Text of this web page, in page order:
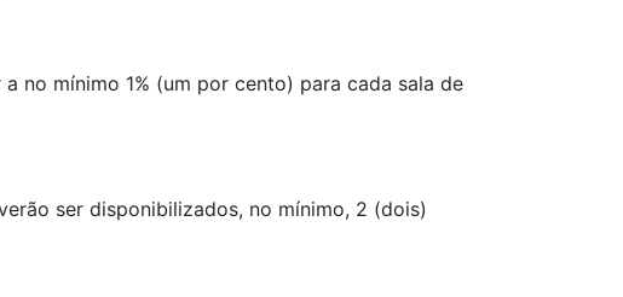
no mínimo 1% (um por cento) para cada sala de
ser disponibilizados, no mínimo, 2 (dois)